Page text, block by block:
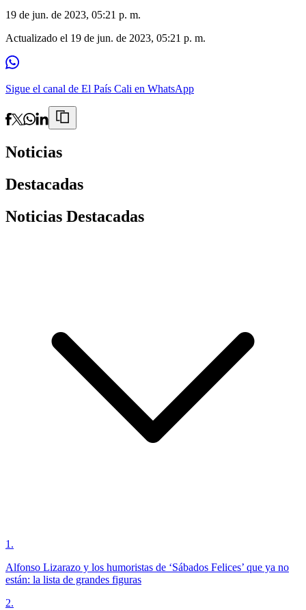
19 de jun. de 2023, 05:21 p. m.
Actualizado el 19 de jun. de 2023, 05:21 p. m.
Sigue el canal de El País Cali en WhatsApp
Noticias
Destacadas
Noticias Destacadas
1 .
Alfonso Lizarazo y los humoristas de ‘Sábados Felices’ que ya no
están: la lista de grandes figuras
2.